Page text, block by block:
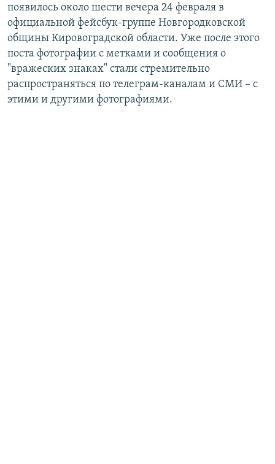
появилось около шести вечера 24 февраля в
официальной фейсбук-группе Новгородковской
общины Кировоградской области. Уже после этого
поста фотографии с метками и сообщения о
"вражеских знаках" стали стремительно
распространяться по телеграм-каналам и СМИ – с
этими и другими фотографиями.